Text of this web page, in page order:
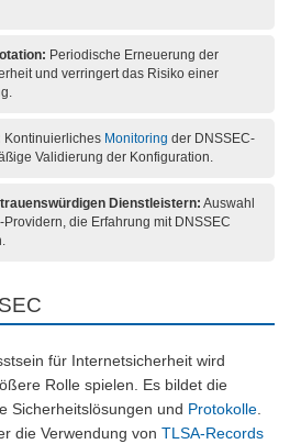
Periodische Erneuerung der
und verringert das Risiko einer
Kontinuierliches Monitoring der DNSSEC-
Validierung der Konfiguration.
Dienstleistern: Auswahl
die Erfahrung mit DNSSEC
für Internetsicherheit wird
Rolle spielen. Es bildet die
Sicherheitslösungen und Protokolle.
die Verwendung von TLSA-Records